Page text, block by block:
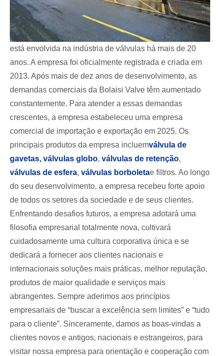
está envolvida na indústria de válvulas há mais de 20
anos. A empresa foi oficialmente registrada e criada em
2013. Após mais de dez anos de desenvolvimento, as
demandas comerciais da Bolaisi Valve têm aumentado
constantemente. Para atender a essas demandas
crescentes, a empresa estabeleceu uma empresa
comercial de importação e exportação em 2025. Os
principais produtos da empresa incluemválvula de
gavetas, válvulas globo, válvulas de retenção,
válvulas de esfera, válvulas borboletae filtros. Ao longo
do seu desenvolvimento, a empresa recebeu forte apoio
de todos os setores da sociedade e de seus clientes.
Enfrentando desafios futuros, a empresa adotará uma
filosofia empresarial totalmente nova, cultivará
cuidadosamente uma cultura corporativa única e se
dedicará a fornecer aos clientes nacionais e
internacionais soluções mais práticas, melhor reputação,
produtos de maior qualidade e serviços mais
abrangentes. Sempre aderimos aos princípios
empresariais de “buscar a excelência sem limites” e “tudo
para o cliente”. Sinceramente, damos as boas-vindas a
clientes novos e antigos, nacionais e estrangeiros, para
visitar nossa empresa para orientação e cooperação com